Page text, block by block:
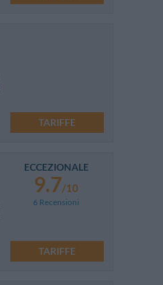
TARIFFE
ECCEZIONALE
9.7/10
6 Recensioni
TARIFFE